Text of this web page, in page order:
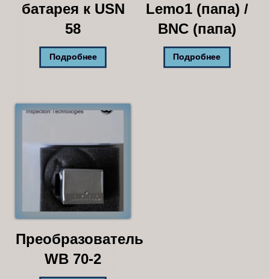
батарея к USN
58
Подробнее
Lemo1 (папа) /
BNC (папа)
Подробнее
Преобразователь
WB 70-2